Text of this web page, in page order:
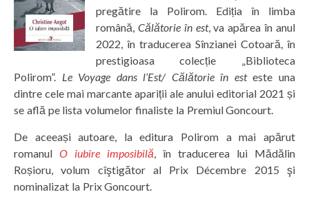
pregătire la Polirom. Ediția în limba
română, Călătorie în est, va apărea în anul
2022, în traducerea Sînzianei Cotoară, în
prestigioasa colecție „Biblioteca
Polirom”. Le Voyage dans l’Est/ Călătorie în esteste una
dintre cele mai marcante apariții ale anului editorial 2021 și
se află pe lista volumelor finaliste la Premiul Goncourt.
De aceeași autoare, la editura Polirom a mai apărut
romanul O iubire imposibilă, în traducerea lui Mădălin
Roșioru, volum cîştigător al Prix Décembre 2015 şi
nominalizat la Prix Goncourt.